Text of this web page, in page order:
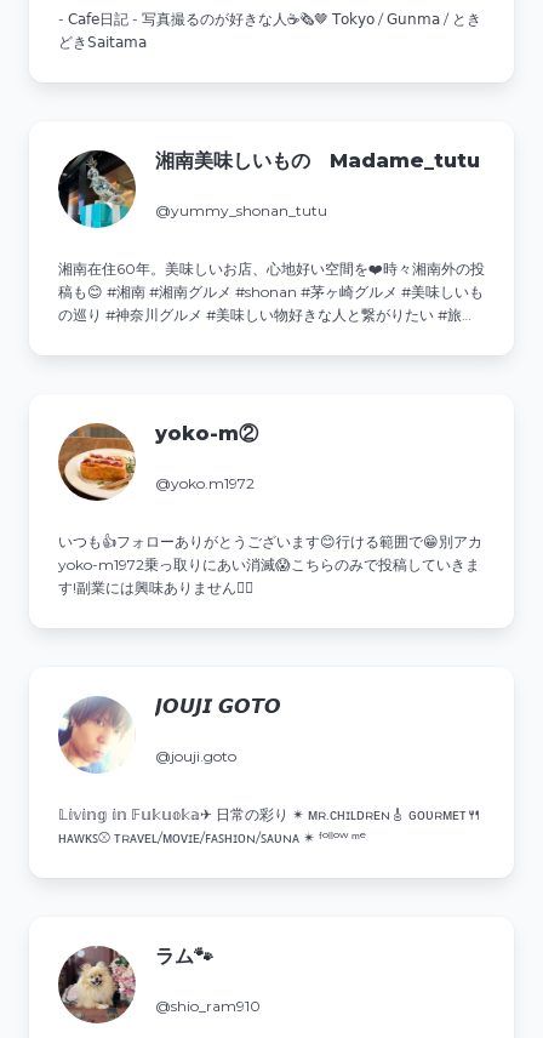
- 𝖢𝖺𝖿𝖾日記 - 写真撮るのが好きな人☕️🗞🤎 𝖳𝗈𝗄𝗒𝗈 / 𝖦𝗎𝗇𝗆𝖺 / とき
どき𝖲𝖺𝗂𝗍𝖺𝗆𝖺
湘南美味しいもの Madame_tutu
@yummy_shonan_tutu
湘南在住60年。美味しいお店、心地好い空間を❤️時々湘南外の投
稿も😊 #湘南 #湘南グルメ #shonan #茅ヶ崎グルメ #美味しいも
の巡り #神奈川グルメ #美味しい物好きな人と繋がりたい #旅行
yoko-m②
@yoko.m1972
いつも👍️フォローありがとうございます😊行ける範囲で😁別アカ
yoko-m1972乗っ取りにあい消滅😱こちらのみで投稿していきま
す!副業には興味ありません🙅‍♀️
𝙅𝙊𝙐𝙅𝙄 𝙂𝙊𝙏𝙊
@jouji.goto
𝕃𝕚𝕧𝕚𝕟𝕘 𝕚𝕟 𝔽𝕦𝕜𝕦𝕠𝕜𝕒✈︎ 日常の彩り ✴︎ ᴍʀ.ᴄʜɪʟᴅʀᴇɴ🎸 ɢᴏᴜʀᴍᴇᴛ🍴
ʜᴀᴡᴋꜱ⚾️ ᴛʀᴀᴠᴇʟ/ᴍᴏᴠɪᴇ/ꜰᴀꜱʜɪᴏɴ/ꜱᴀᴜɴᴀ ✴︎ ᶠᵒˡˡᵒʷ ᵐᵉ
ラム🐾
@shio_ram910